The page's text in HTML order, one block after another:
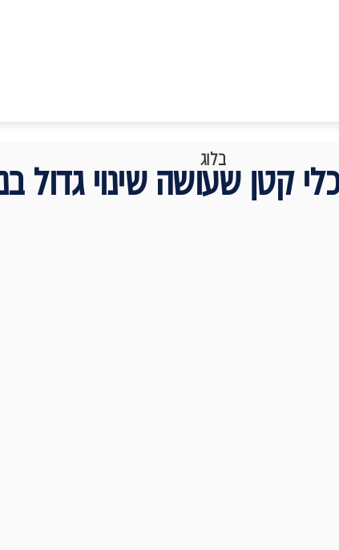
בלוג
קטן שעושה שינוי גדול